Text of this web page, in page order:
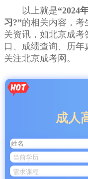
以上就是“2024
习?”的相关内容，考
关资讯，如北京成考
口、成绩查询、历
关注北京成考网。
成人